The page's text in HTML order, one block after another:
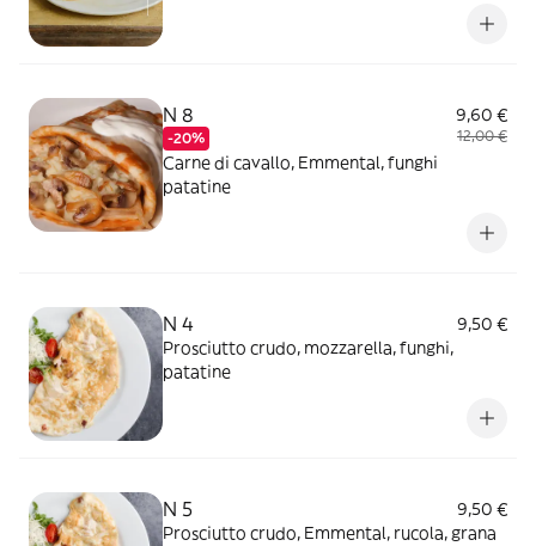
N 8
-20%
9,60 €
12,00 €
Carne di cavallo, Emmental, funghi
patatine
N 4
9,50 €
Prosciutto crudo, mozzarella, funghi,
patatine
N 5
9,50 €
Prosciutto crudo, Emmental, rucola, grana